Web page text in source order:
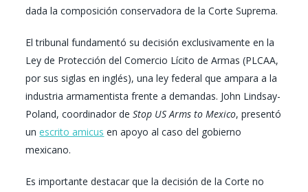
dada la composición conservadora de la Corte Suprema.
El tribunal fundamentó su decisión exclusivamente en la
Ley de Protección del Comercio Lícito de Armas (PLCAA,
por sus siglas en inglés), una ley federal que ampara a la
industria armamentista frente a demandas. John Lindsay-
Poland, coordinador deStop US Arms to Mexico, presentó
unescrito amicus en apoyo al caso del gobierno
mexicano.
Es importante destacar que la decisión de la Corte no